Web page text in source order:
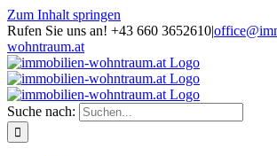
Zum Inhalt springen
Rufen Sie uns an! +43 660 3652610|
wohntraum.at
Suche nach: